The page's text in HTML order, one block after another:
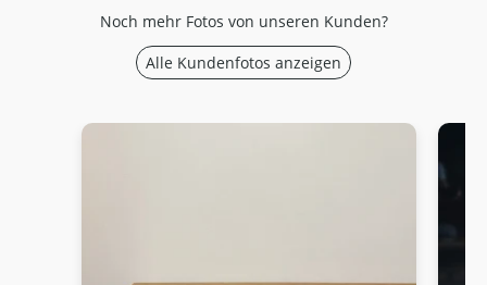
Noch mehr Fotos von unseren Kunden?
Alle Kundenfotos anzeigen